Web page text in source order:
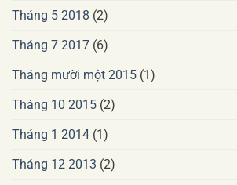
Tháng 5 2018 (2)
Tháng 7 2017 (6)
Tháng mười một 2015 (1)
Tháng 10 2015 (2)
Tháng 1 2014 (1)
Tháng 12 2013 (2)